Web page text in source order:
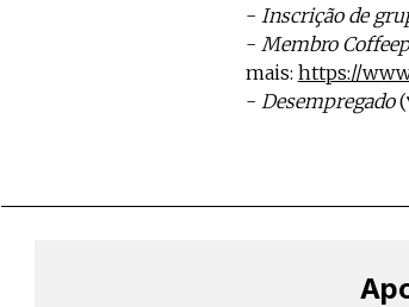
- Inscrição de
- Membro
mais: https://
- Desempregado(